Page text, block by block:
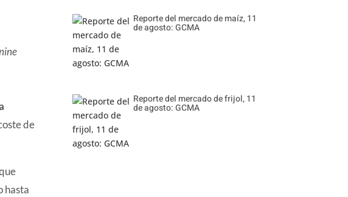
de
hasta
Reporte del mercado de maíz, 11
de agosto: GCMA
Reporte del mercado de frijol, 11
de agosto: GCMA